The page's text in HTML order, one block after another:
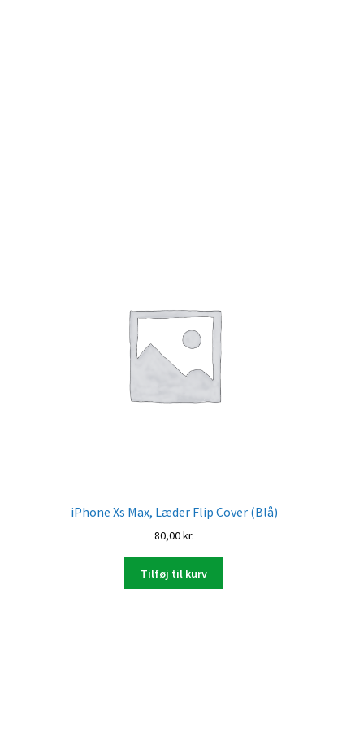
iPhone Xs Max, Læder Flip Cover (Blå)
80,00kr.
Tilføj til kurv